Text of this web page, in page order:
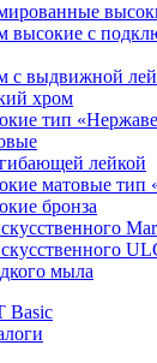
высокие с
с выдвижной
хром
тип
лейкой
матовые тип
бронза
мыла
Basic